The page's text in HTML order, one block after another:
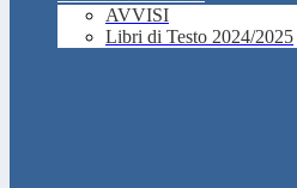
AVVISI
Libri di Testo 2024/2025